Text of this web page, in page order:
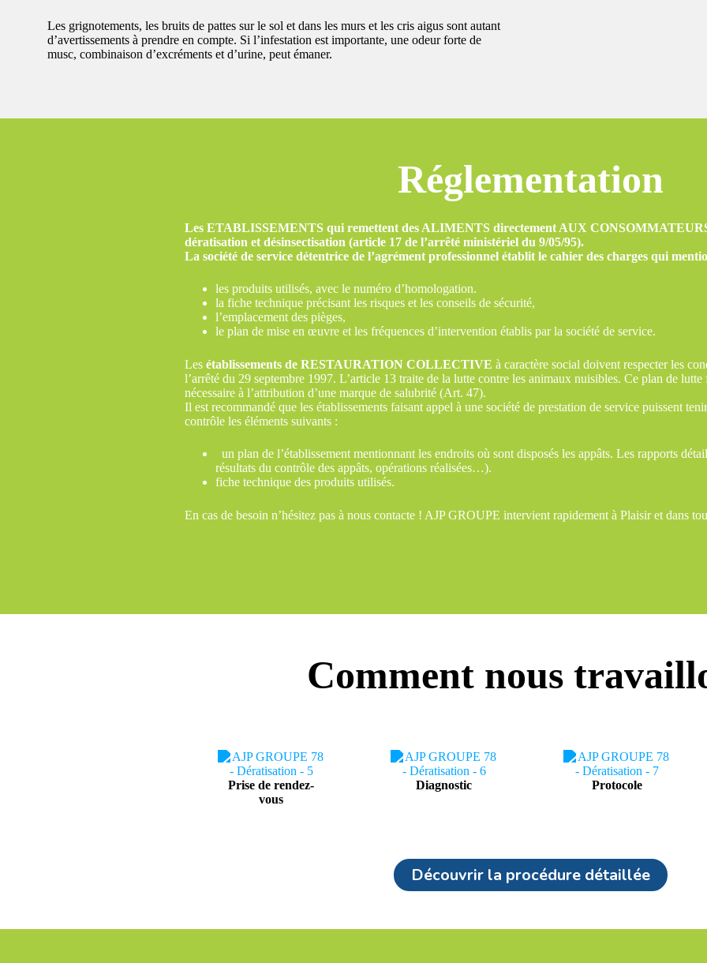
Les grignotements, les bruits de pattes sur le sol et dans les murs et les cris aigus sont autant
d’avertissements à prendre en compte. Si l’infestation est importante, une odeur forte de
musc, combinaison d’excréments et d’urine, peut émaner.
Réglementation
Les ETABLISSEMENTS qui remettent des ALIMENTS directement AUX
dératisation et désinsectisation (article 17 de l’arrêté ministériel du 9/05/95).
La société de service détentrice de l’agrément professionnel établit le cahier des charges qui
les produits utilisés, avec le numéro d’homologation.
la fiche technique précisant les risques et les conseils de sécurité,
l’emplacement des pièges,
le plan de mise en œuvre et les fréquences d’intervention établis par la société de service.
Les établissements de RESTAURATION COLLECTIVE à caractère social doivent respecter les
l’arrêté du 29 septembre 1997. L’article 13 traite de la lutte contre les animaux nuisibles. Ce plan de
nécessaire à l’attribution d’une marque de salubrité (Art. 47).
Il est recommandé que les établissements faisant appel à une société de prestation de service puissent
contrôle les éléments suivants :
un plan de l’établissement mentionnant les endroits où sont disposés les appâts. Les rapports
résultats du contrôle des appâts, opérations réalisées…).
fiche technique des produits utilisés.
En cas de besoin n’hésitez pas à nous contacte ! AJP GROUPE intervient rapidement à Plaisir et dans
Comment nous
Prise de rendez-
vous
Diagnostic Protocole
Découvrir la procédure détaillée